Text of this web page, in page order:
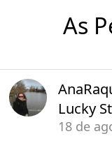
As
Lucky
18 de